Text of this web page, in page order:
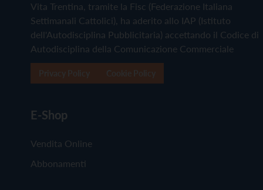
Vita Trentina, tramite la Fisc (Federazione Italiana
Settimanali Cattolici), ha aderito allo IAP (Istituto
dell'Autodisciplina Pubblicitaria) accettando il Codice di
Autodisciplina della Comunicazione Commerciale
E-Shop
Vendita Online
Abbonamenti